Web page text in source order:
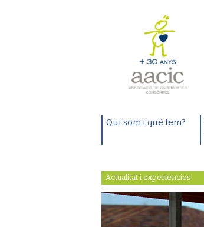
Qui som i què fem?
Actualitat i experiències